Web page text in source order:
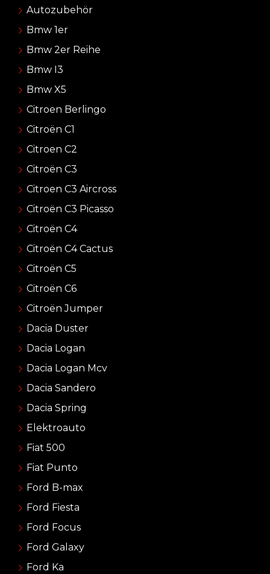
Autozubehör
Bmw 1er
Bmw 2er Reihe
Bmw I3
Bmw X5
Citroen Berlingo
Citroën C1
Citroen C2
Citroën C3
Citroen C3 Aircross
Citroën C3 Picasso
Citroën C4
Citroën C4 Cactus
Citroën C5
Citroën C6
Citroën Jumper
Dacia Duster
Dacia Logan
Dacia Logan Mcv
Dacia Sandero
Dacia Spring
Elektroauto
Fiat 500
Fiat Punto
Ford B-max
Ford Fiesta
Ford Focus
Ford Galaxy
Ford Ka